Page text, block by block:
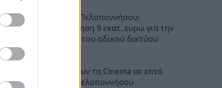
Περιφέρεια Πελοποννήσου:
Χρηματοδότηση 9 εκατ. ευρώ για την
αναβάθμιση του οδικού δικτύου
Τι προβάλλουν τα Cinema σε επτά
πόλεις της Πελοποννήσου